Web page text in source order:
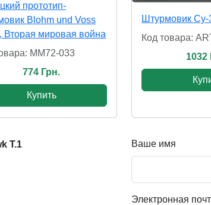
прототип-
Blohm und Voss
Вторая мировая война
MM72-033
774 Грн.
Купить
Штурмовик Су-
Код товара:
1032
T.1 Ваше имя
Электронная